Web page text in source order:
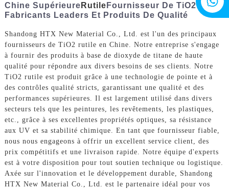
Chine Supérieure Rutile Fournisseur De TiO2 :
Fabricants Leaders Et Produits De Qualité
Shandong HTX New Material Co., Ltd. est l'un des principaux
fournisseurs de TiO2 rutile en Chine. Notre entreprise s'engage
à fournir des produits à base de dioxyde de titane de haute
qualité pour répondre aux divers besoins de ses clients. Notre
TiO2 rutile est produit grâce à une technologie de pointe et à
des contrôles qualité stricts, garantissant une qualité et des
performances supérieures. Il est largement utilisé dans divers
secteurs tels que les peintures, les revêtements, les plastiques,
etc., grâce à ses excellentes propriétés optiques, sa résistance
aux UV et sa stabilité chimique. En tant que fournisseur fiable,
nous nous engageons à offrir un excellent service client, des
prix compétitifs et une livraison rapide. Notre équipe d'experts
est à votre disposition pour tout soutien technique ou logistique.
Axée sur l'innovation et le développement durable, Shandong
HTX New Material Co., Ltd. est le partenaire idéal pour vos